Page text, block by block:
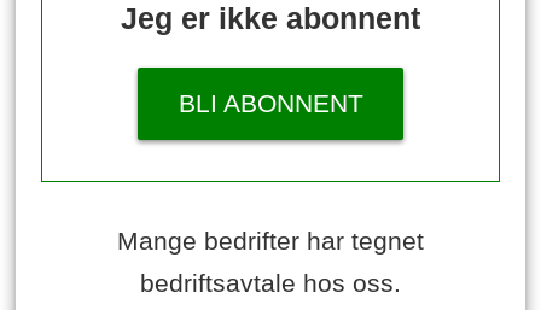
Jeg er ikke abonnent
BLI ABONNENT
Mange bedrifter har tegnet
bedriftsavtale hos oss.